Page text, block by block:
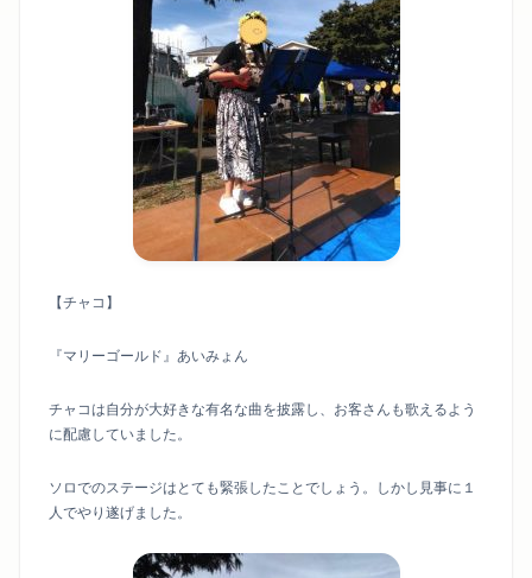
【チャコ】
『マリーゴールド』あいみょん
チャコは自分が大好きな有名な曲を披露し、お客さんも歌えるよう
に配慮していました。
ソロでのステージはとても緊張したことでしょう。しかし見事に１
人でやり遂げました。